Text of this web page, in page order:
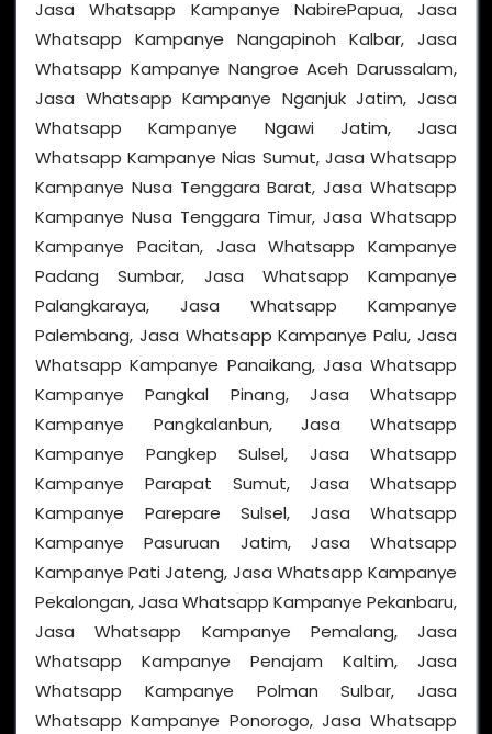
Jasa Whatsapp Kampanye NabirePapua, Jasa
Whatsapp Kampanye Nangapinoh Kalbar, Jasa
Whatsapp Kampanye Nangroe Aceh Darussalam,
Jasa Whatsapp Kampanye Nganjuk Jatim, Jasa
Whatsapp Kampanye Ngawi Jatim, Jasa
Whatsapp Kampanye Nias Sumut, Jasa Whatsapp
Kampanye Nusa Tenggara Barat, Jasa Whatsapp
Kampanye Nusa Tenggara Timur, Jasa Whatsapp
Kampanye Pacitan, Jasa Whatsapp Kampanye
Padang Sumbar, Jasa Whatsapp Kampanye
Palangkaraya, Jasa Whatsapp Kampanye
Palembang, Jasa Whatsapp Kampanye Palu, Jasa
Whatsapp Kampanye Panaikang, Jasa Whatsapp
Kampanye Pangkal Pinang, Jasa Whatsapp
Kampanye Pangkalanbun, Jasa Whatsapp
Kampanye Pangkep Sulsel, Jasa Whatsapp
Kampanye Parapat Sumut, Jasa Whatsapp
Kampanye Parepare Sulsel, Jasa Whatsapp
Kampanye Pasuruan Jatim, Jasa Whatsapp
Kampanye Pati Jateng, Jasa Whatsapp Kampanye
Pekalongan, Jasa Whatsapp Kampanye Pekanbaru,
Jasa Whatsapp Kampanye Pemalang, Jasa
Whatsapp Kampanye Penajam Kaltim, Jasa
Whatsapp Kampanye Polman Sulbar, Jasa
Whatsapp Kampanye Ponorogo, Jasa Whatsapp